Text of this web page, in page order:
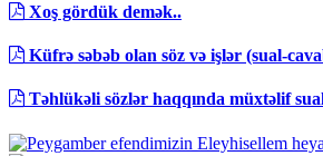
Xoş gördük demək..
Küfrə səbəb olan söz və işlər (sual-
Təhlükəli sözlər haqqında müxtəlif